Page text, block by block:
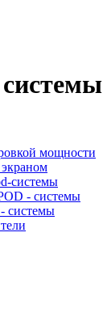
мощности
системы
- системы
системы